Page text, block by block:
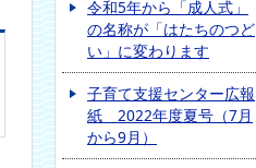
令和5年から「成人式」
の名称が「はたちのつど
い」に変わります
子育て支援センター広報
紙 2022年度夏号（7月
から9月）